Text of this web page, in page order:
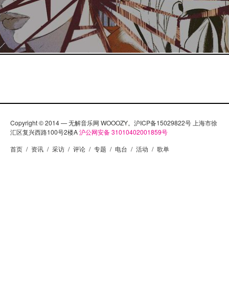
Copyright © 2014 — 无解音乐网 WOOOZY。沪ICP备15029822号 上海市徐
汇区复兴西路100号2楼A沪公网安备 31010402001859号
首页 / 资讯 / 采访 / 评论 / 专题 / 电台 / 活动 / 歌单